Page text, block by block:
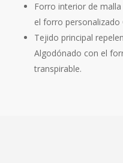
Forro interior de
el forro personalizado
Tejido principal
Algodónado con el
transpirable.